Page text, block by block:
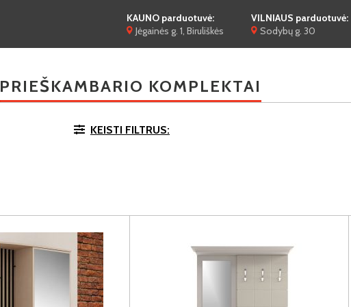
KAUNO parduotuvė:
Jėgainės g. 1, Biruliškės
VILNIAUS parduotuvė:
Sodybų g. 30
PRIEŠKAMBARIO KOMPLEKTAI
KEISTI FILTRUS: